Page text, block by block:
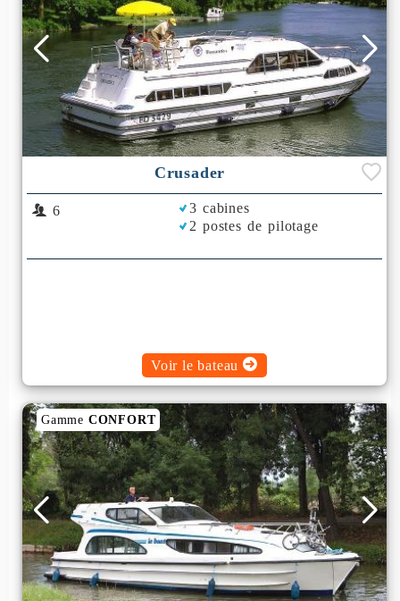
Crusader
6
3 cabines
2 postes de pilotage
Voir le bateau
Gamme CONFORT